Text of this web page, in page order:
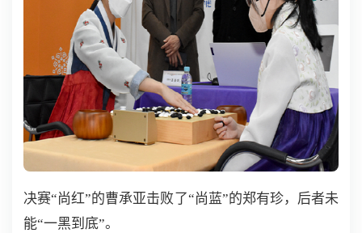
决赛“尚红”的曹承亚击败了“尚蓝”的郑有珍，后者未
能“一黑到底”。